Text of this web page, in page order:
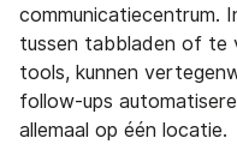
communicatiecentrum.
tussen tabbladen of te
tools, kunnen
follow-ups
allemaal op één locatie.